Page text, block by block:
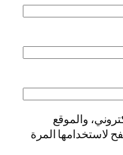
والموقع
لاستخدامها المرة